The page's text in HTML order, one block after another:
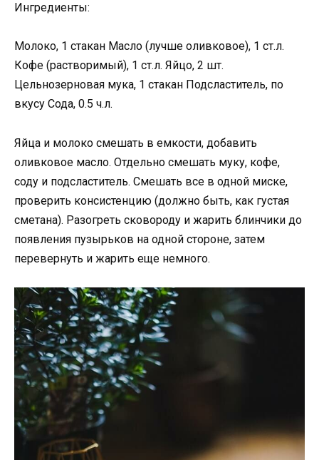
Ингредиенты:
Молоко, 1 стакан Масло (лучше оливковое), 1 ст.л.
Кофе (растворимый), 1 ст.л. Яйцо, 2 шт.
Цельнозерновая мука, 1 стакан Подсластитель, по
вкусу Сода, 0.5 ч.л.
Яйца и молоко смешать в емкости, добавить
оливковое масло. Отдельно смешать муку, кофе,
соду и подсластитель. Смешать все в одной миске,
проверить консистенцию (должно быть, как густая
сметана). Разогреть сковороду и жарить блинчики до
появления пузырьков на одной стороне, затем
перевернуть и жарить еще немного.